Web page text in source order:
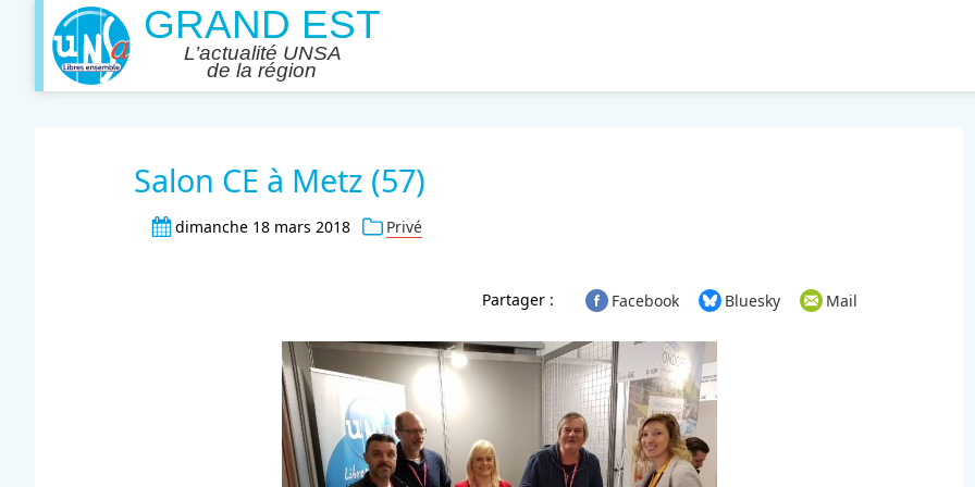
Salon CE à Metz (57)
dimanche 18 mars 2018 Privé
Partager : Facebook Bluesky Mail